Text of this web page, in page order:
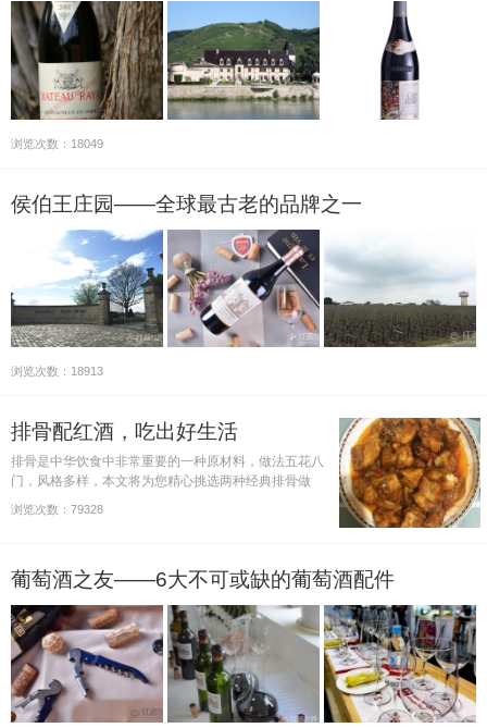
浏览次数：18049
侯伯王庄园——全球最古老的品牌之一
浏览次数：18913
排骨配红酒，吃出好生活
排骨是中华饮食中非常重要的一种原材料，做法五花八
门，风格多样，本文将为您精心挑选两种经典排骨做
法，配上绝佳美酒，排骨配红酒，吃出好生活！
浏览次数：79328
葡萄酒之友——6大不可或缺的葡萄酒配件